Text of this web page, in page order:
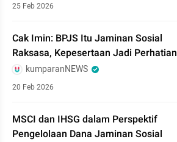
25 Feb 2026
Cak Imin: BPJS Itu Jaminan Sosial
Raksasa, Kepesertaan Jadi Perhatian
kumparanNEWS
20 Feb 2026
MSCI dan IHSG dalam Perspektif
Pengelolaan Dana Jaminan Sosial